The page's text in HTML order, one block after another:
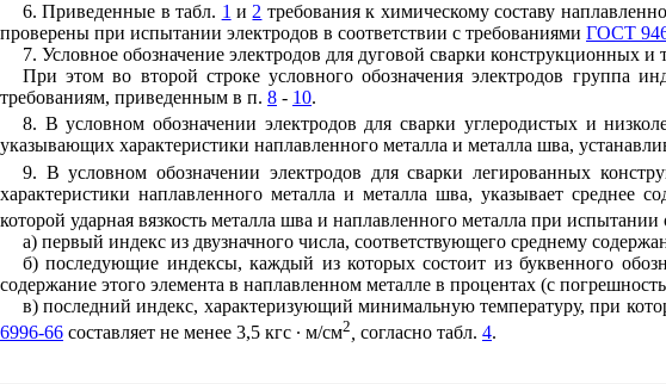
6. Приведенные в табл. 1 и 2 требования к химическому составу
проверены при испытании электродов в соответствии с требованиями ГОСТ
7. Условное обозначение электродов для дуговой сварки конструкционных и
При этом во второй строке условного обозначения электродов группа
требованиям, приведенным в п. 8 - 10.
8. В условном обозначении электродов для сварки углеродистых и
указывающих характеристики наплавленного металла и металла шва,
9. В условном обозначении электродов для сварки легированных
характеристики наплавленного металла и металла шва, указывает
которой ударная вязкость металла шва и наплавленного металла при
а) первый индекс из двузначного числа, соответствующего среднему
б) последующие индексы, каждый из которых состоит из буквенного
содержание этого элемента в наплавленном металле в процентах (с
в) последний индекс, характеризующий минимальную температуру, при
6996-66 составляет не менее 3,5 кгс ∙ м/см2 согласно табл. 4.